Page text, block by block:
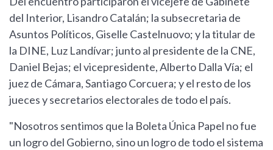
del Interior, Lisandro Catalán; la subsecretaria de
Asuntos Políticos, Giselle Castelnuovo; y la titular de
la DINE, Luz Landívar; junto al presidente de la CNE,
Daniel Bejas; el vicepresidente, Alberto Dalla Vía; el
juez de Cámara, Santiago Corcuera; y el resto de los
jueces y secretarios electorales de todo el país.
"Nosotros sentimos que la Boleta Única Papel no fue
un logro del Gobierno, sino un logro de todo el sistema